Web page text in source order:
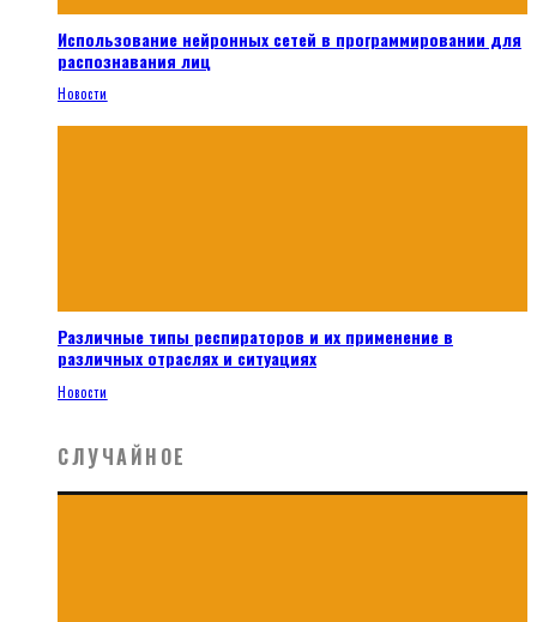
Использование нейронных сетей в программировании для
распознавания лиц
Новости
Различные типы респираторов и их применение в
различных отраслях и ситуациях
Новости
СЛУЧАЙНОЕ